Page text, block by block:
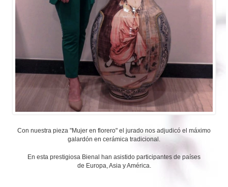
Con nuestra pieza "Mujer en florero" el jurado nos adjudicó el máximo
galardón en cerámica tradicional.
En esta prestigiosa Bienal han asistido participantes de países
de Europa, Asia y América.